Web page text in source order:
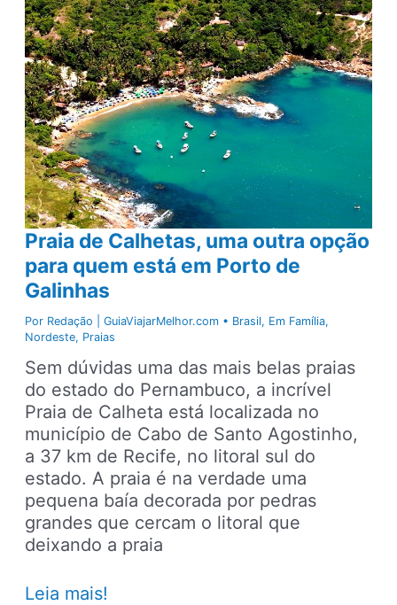
Agostinho:
dicas
de
praias
no
litoral
sul
de
Pernambuco
Praia de Calhetas, uma outra opção
para quem está em Porto de
Galinhas
Por Redação | GuiaViajarMelhor.com • Brasil, Em Família,
Nordeste, Praias
Sem dúvidas uma das mais belas praias
do estado do Pernambuco, a incrível
Praia de Calheta está localizada no
município de Cabo de Santo Agostinho,
a 37 km de Recife, no litoral sul do
estado. A praia é na verdade uma
pequena baía decorada por pedras
grandes que cercam o litoral que
deixando a praia
Praia
Leia mais!